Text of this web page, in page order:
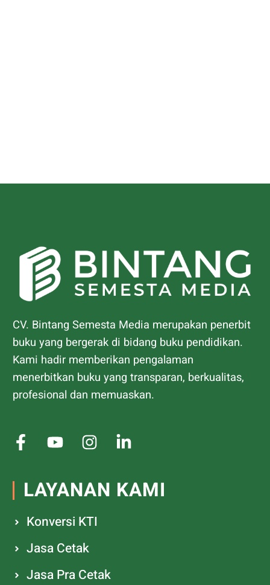
CV. Bintang Semesta Media merupakan penerbit
buku yang bergerak di bidang buku pendidikan.
Kami hadir memberikan pengalaman
menerbitkan buku yang transparan, berkualitas,
profesional dan memuaskan.
LAYANAN KAMI
Konversi KTI
Jasa Cetak
Jasa Pra Cetak